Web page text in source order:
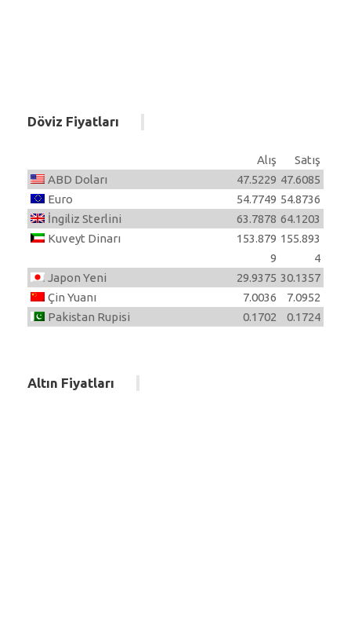
Döviz Fiyatları
Satış
Alış
ABD Doları
47.6085
47.5229
Euro
54.8736
54.7749
İngiliz Sterlini
64.1203
63.7878
Kuveyt Dinarı
155.893
4
153.879
9
Japon Yeni
30.1357
29.9375
Çin Yuanı
7.0952
7.0036
Pakistan Rupisi
0.1724
0.1702
Altın Fiyatları